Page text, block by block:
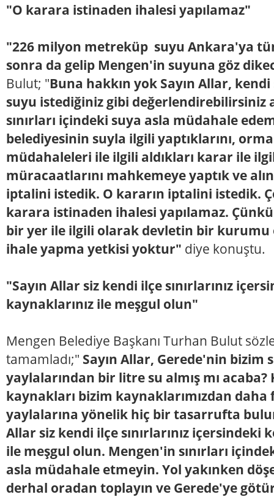
"O karara istinaden ihalesi yapılamaz"
"226 milyon metreküp suyu Ankara'ya
sonra da gelip Mengen'in suyuna göz
Bulut; "Buna hakkın yok Sayın Allar, kendi
suyu istediğiniz gibi değerlendirebilirsiniz
sınırları içindeki suya asla müdahale
belediyesinin suyla ilgili yaptıklarını,
müdahaleleri ile ilgili aldıkları karar ile
müracaatlarını mahkemeye yaptık ve
iptalini istedik. O kararın iptalini istedik.
karara istinaden ihalesi yapılamaz.
bir yer ile ilgili olarak devletin bir kurumu
ihale yapma yetkisi yoktur" diye konuştu.
"Sayın Allar siz kendi ilçe sınırlarınız
kaynaklarınız ile meşgul olun"
Mengen Belediye Başkanı Turhan Bulut
tamamladı;" Sayın Allar, Gerede'nin bizim
yaylalarından bir litre su almış mı
kaynakları bizim kaynaklarımızdan daha
yaylalarına yönelik hiç bir tasarrufta
Allar siz kendi ilçe sınırlarınız içersindeki
ile meşgul olun. Mengen'in sınırları
asla müdahale etmeyin. Yol yakınken
derhal oradan toplayın ve Gerede'ye